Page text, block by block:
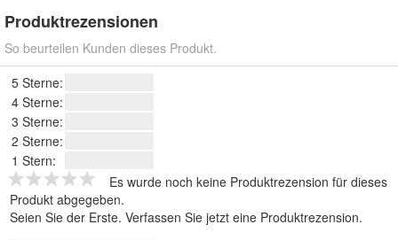
Produktrezensionen
So beurteilen Kunden dieses Produkt.
5 Sterne:
4 Sterne:
3 Sterne:
2 Sterne:
1 Stern:
Es wurde noch keine Produktrezension für dieses
Produkt abgegeben.
Seien Sie der Erste. Verfassen Sie jetzt eine Produktrezension.